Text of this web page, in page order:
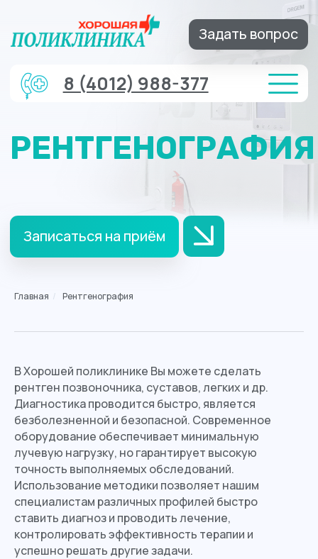
Задать вопрос
РЕНТГЕНОГРАФИЯ
Главная / Рентгенография
В Хорошей поликлинике Вы можете сделать
рентген позвоночника, суставов, легких и др.
Диагностика проводится быстро, является
безболезненной и безопасной. Современное
оборудование обеспечивает минимальную
лучевую нагрузку, но гарантирует высокую
точность выполняемых обследований.
Использование методики позволяет нашим
специалистам различных профилей быстро
ставить диагноз и проводить лечение,
контролировать эффективность терапии и
успешно решать другие задачи.